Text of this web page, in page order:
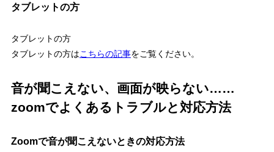
タブレットの方
タブレットの方
タブレットの方はこちらの記事をご覧ください。
音が聞こえない、画面が映らない……
zoomでよくあるトラブルと対応方法
Zoomで音が聞こえないときの対応方法